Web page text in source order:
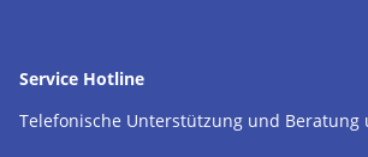
Service Hotline
Telefonische Unterstützung und Beratung